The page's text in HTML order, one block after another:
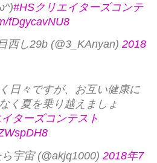
#HSクリエイターズコンテ
fDgycavNU8
西し29b (@3_KAnyan) 2018
日々ですが、お互い健康に
く夏を乗り越えましょ
ターズコンテスト
宇宙 (@akjq1000) 2018年7